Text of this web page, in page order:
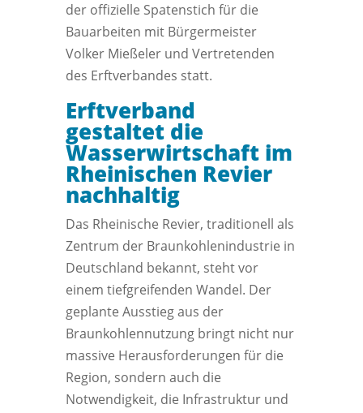
der offizielle Spatenstich für die
Bauarbeiten mit Bürgermeister
Volker Mießeler und Vertretenden
des Erftverbandes statt.
Erftverband
gestaltet die
Wasserwirtschaft im
Rheinischen Revier
nachhaltig
Das Rheinische Revier, traditionell als
Zentrum der Braunkohlenindustrie in
Deutschland bekannt, steht vor
einem tiefgreifenden Wandel. Der
geplante Ausstieg aus der
Braunkohlennutzung bringt nicht nur
massive Herausforderungen für die
Region, sondern auch die
Notwendigkeit, die Infrastruktur und